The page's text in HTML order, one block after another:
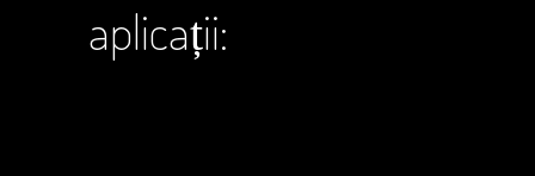
aplicații: